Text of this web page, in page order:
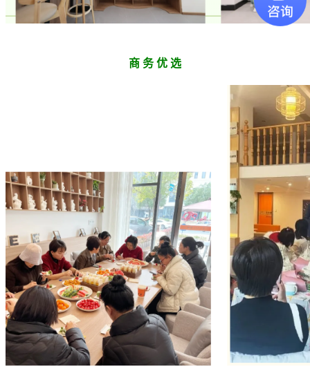
商 务 优 选